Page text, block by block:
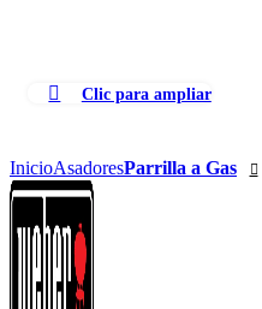
Clic para ampliar
InicioAsadoresParrilla a Gas